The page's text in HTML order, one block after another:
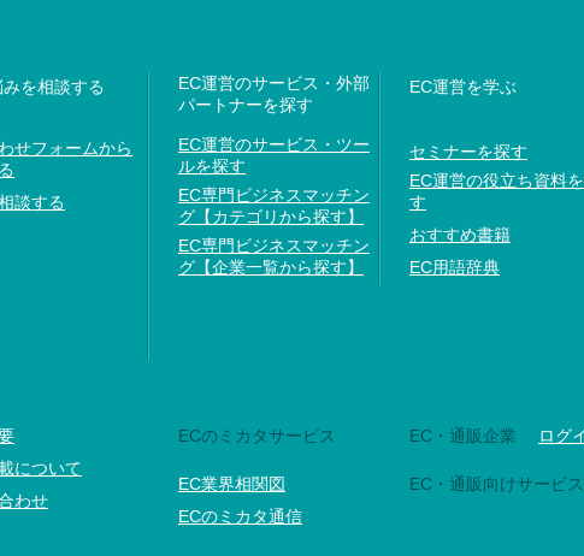
を相談する
せフォームから
談する
EC運営のサービス・外部
パートナーを探す
EC運営のサービス・ツー
ルを探す
EC専門ビジネスマッチン
グ【カテゴリから探す】
EC専門ビジネスマッチン
グ【企業一覧から探す】
EC運営を学ぶ
セミナーを探す
EC運営の役立ち資料
す
おすすめ書籍
EC用語辞典
について
わせ
ECのミカタサービス
EC業界相関図
ECのミカタ通信
EC・通販企業 ログ
EC・通販向けサービ